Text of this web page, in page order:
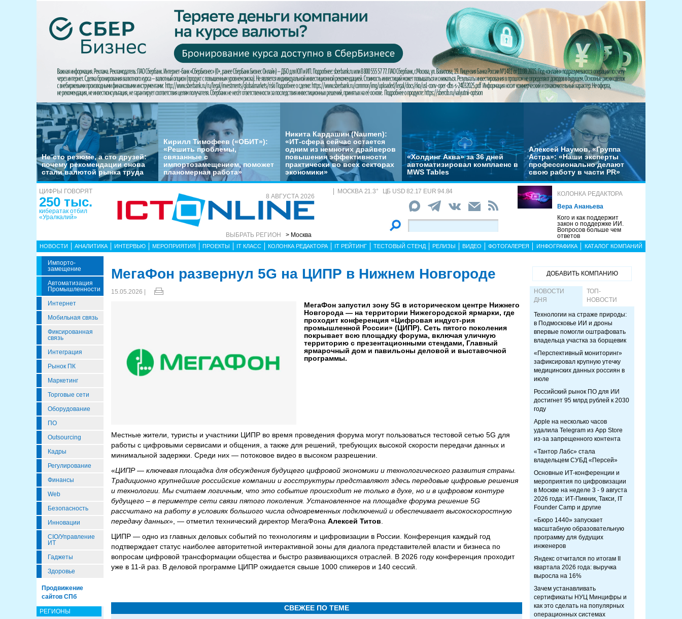
Не сто резюме, а сто друзей:
почему рекомендации снова
стали валютой рынка труда
Кирилл Тимофеев («ОБИТ»):
«Решить проблемы,
связанные с
импортозамещением, поможет
планомерная работа»
Никита Кардашин (Naumen):
«ИТ-сфера сейчас остается
одним из немногих драйверов
повышения эффективности
практически во всех секторах
экономики»
«Холдинг Аква» за 36 дней
автоматизировал комплаенс в
MWS Tables
Алексей Наумов, «Группа
Астра»: «Наши эксперты
профессионально делают
свою работу в части PR»
ЦИФРЫ ГОВОРЯТ
250 тыс.
кибератак отбил
«Уралкалий»
8 АВГУСТА 2026
ВЫБРАТЬ РЕГИОН > Москва
МОСКВА 21.3° ЦБ USD 82.17 EUR 94.84
КОЛОНКА РЕДАКТОРА
Вера Ананьева
Кого и как поддержит
закон о поддержке ИИ.
Вопросов больше чем
ответов
НОВОСТИ АНАЛИТИКА ИНТЕРВЬЮ МЕРОПРИЯТИЯ ПРОЕКТЫ IT КЛАСС КОЛОНКА РЕДАКТОРА IT РЕЙТИНГ ТЕСТОВЫЙ СТЕНД РЕЛИЗЫ ВИДЕО ФОТОГАЛЕРЕЯ ИНФОГРАФИКА КАТАЛОГ КОМПАНИЙ
Импорто­
Замещение
Автоматизация
Промышленности
Интернет
Мобильная связь
Фиксированная
связь
Интеграция
Рынок ПК
Маркетинг
Торговые сети
Оборудование
ПО
Outsourcing
Кадры
Регулирование
Финансы
Web
Безопасность
Инновации
CIO/Управление
ИТ
Гаджеты
Здоровье
Продвижение
сайтов СПб
РЕГИОНЫ
МегаФон развернул 5G на ЦИПР в Нижнем Новгороде
15.05.2026 |
МегаФон запустил зону 5G в историческом центре Нижнего
Новгорода — на территории Нижегородской ярмарки, где
проходит конференция «Цифровая индуст-рия
промышленной России» (ЦИПР). Сеть пятого поколения
покрывает всю площадку форума, включая уличную
территорию с презентационными стендами, Главный
ярмарочный дом и павильоны деловой и выставочной
программы.
Местные жители, туристы и участники ЦИПР во время проведения форума могут пользоваться тестовой сетью 5G для
работы с цифровыми сервисами и общения, а также для решений, требующих высокой скорости передачи данных и
минимальной задержки. Среди них — потоковое видео в высоком разрешении.
«ЦИПР — ключевая площадка для обсуждения будущего цифровой экономики и технологического развития страны.
Традиционно крупнейшие российские компании и госструктуры представляют здесь передовые цифровые решения
и технологии. Мы считаем логичным, что это событие происходит не только в духе, но и в цифровом контуре
будущего – в периметре сети связи пятого поколения. Установленное на площадке форума решение 5G
рассчитано на работу в условиях большого числа одновременных подключений и обеспечивает высокоскоростную
передачу данных», — отметил технический директор МегаФона Алексей Титов
ЦИПР — одно из главных деловых событий по технологиям и цифровизации в России. Конференция каждый год
подтверждает статус наиболее авторитетной интерактивной зоны для диалога представителей власти и бизнеса по
вопросам цифровой трансформации общества и быстро развивающихся отраслей. В 2026 году конференция проходит
уже в 11-й раз. В деловой программе ЦИПР ожидается свыше 1000 спикеров и 140 сессий.
СВЕЖЕЕ ПО ТЕМЕ
ДОБАВИТЬ КОМПАНИЮ
НОВОСТИ
ДНЯ
ТОП-
НОВОСТИ
Технологии на страже природы:
в Подмосковье ИИ и дроны
впервые помогли оштрафовать
владельца участка за борщевик
«Перспективный мониторинг»
зафиксировал крупную утечку
медицинских данных россиян в
июле
Российский рынок ПО для ИИ
достигнет 95 млрд рублей к 2030
году
Apple на несколько часов
удалила Telegram из App Store
из-за запрещенного контента
«Тантор Лабс» стала
владельцем СУБД «Персей»
Основные ИТ-конференции и
мероприятия по цифровизации
в Москве на неделе 3 - 9 августа
2026 года: ИТ-Пикник, Такси, IT
Founder Camp и другие
«Бюро 1440» запускает
масштабную образовательную
программу для будущих
инженеров
Яндекс отчитался по итогам II
квартала 2026 года: выручка
выросла на 16%
Зачем устанавливать
сертификаты НУЦ Минцифры и
как это сделать на популярных
операционных системах